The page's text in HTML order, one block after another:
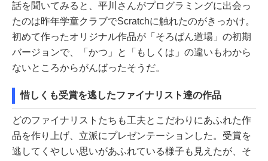
話を聞いてみると、平川さんがプログラミングに出会っ
たのは昨年学童クラブでScratchに触れたのがきっかけ。
初めて作ったオリジナル作品が「そろばん道場」の初期
バージョンで、「かつ」と「もしくは」の違いもわから
ないところからがんばったそうだ。
惜しくも受賞を逃したファイナリスト達の作品
どのファイナリストたちも工夫とこだわりにあふれた作
品を作り上げ、立派にプレゼンテーションした。受賞を
逃してくやしい思いがあふれている様子も見えたが、そ